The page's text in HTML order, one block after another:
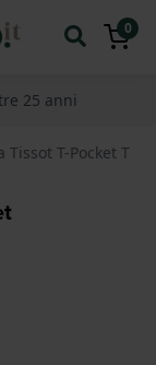
0
25 anni
Tissot T-Pocket